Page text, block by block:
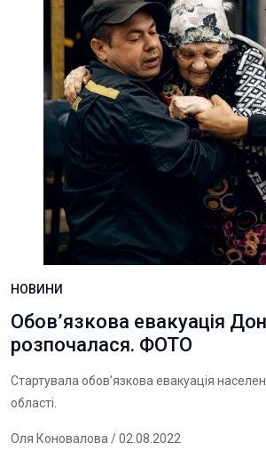
НОВИНИ
Обов’язкова евакуація
розпочалася. ФОТО
Стартувала обов’язкова евакуація
області.
Оля Коновалова / 02.08.2022